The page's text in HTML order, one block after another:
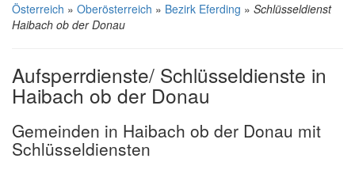
Österreich » Oberösterreich » Bezirk Eferding » Schlüsseldienst
Haibach ob der Donau
Aufsperrdienste/ Schlüsseldienste in
Haibach ob der Donau
Gemeinden in Haibach ob der Donau mit
Schlüsseldiensten